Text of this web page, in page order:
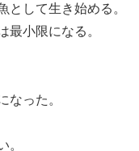
として生き始める。
最小限になる。
なった。
。